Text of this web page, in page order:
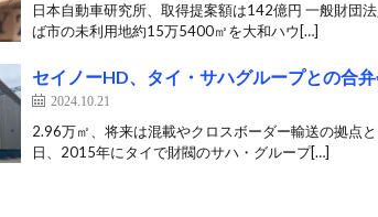
日本自動車研究所、取得提案額は142億円 一般財団
ば市の未利用地約15万5400㎡を大和ハウ[…]
セイノーHD、タイ・サハグループとの合
2024.10.21
2.96万㎡、将来は混載やクロスボーダー輸送の拠点
日、2015年にタイで財閥のサハ・グループ[…]